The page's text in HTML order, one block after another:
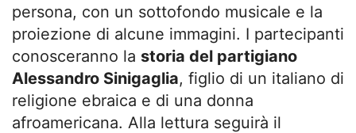
persona, con un sottofondo musicale e la
proiezione di alcune immagini. I partecipanti
conosceranno la storia del partigiano
Alessandro Sinigaglia, figlio di un italiano di
religione ebraica e di una donna
afroamericana. Alla lettura seguirà il